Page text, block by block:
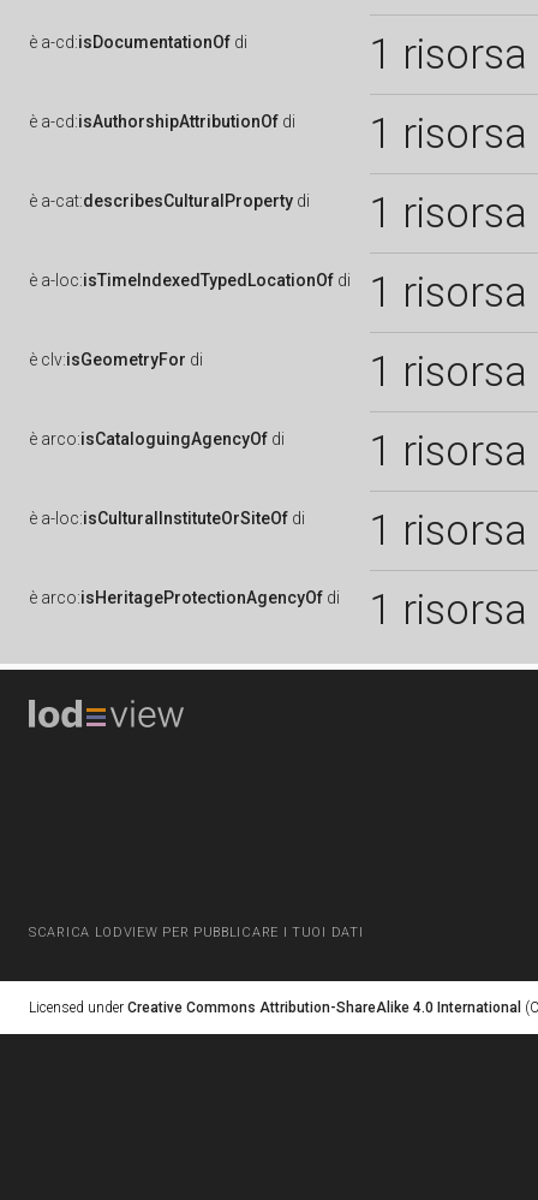
è a-cd:isDocumentationOf di 1 risorsa
è a-cd:isAuthorshipAttributionOf di 1 risorsa
è a-cat:describesCulturalProperty di 1 risorsa
è a-loc:isTimeIndexedTypedLocationOf di 1 risorsa
è clv:isGeometryFor di 1 risorsa
è arco:isCataloguingAgencyOf di 1 risorsa
è a-loc:isCulturalInstituteOrSiteOf di 1 risorsa
è arco:isHeritageProtectionAgencyOf di 1 risorsa
SCARICA LODVIEW PER PUBBLICARE I TUOI DATI
Licensed under Creative Commons Attribution-ShareAlike 4.0 International